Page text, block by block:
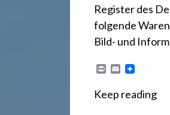
Register des
folgende
Bild- und
n
E
i
Keep reading